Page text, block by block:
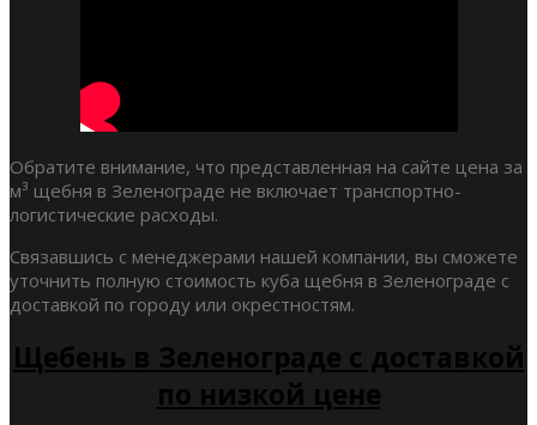
Обратите внимание, что представленная на сайте цена за
м³ щебня в Зеленограде не включает транспортно-
логистические расходы.
Связавшись с менеджерами нашей компании, вы сможете
уточнить полную стоимость куба щебня в Зеленограде с
доставкой по городу или окрестностям.
Щебень в Зеленограде с доставкой
по низкой цене